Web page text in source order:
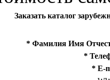
Заказать каталог
* Фамилия Имя
*
* E-